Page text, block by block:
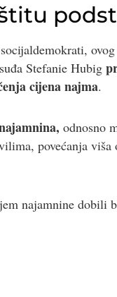
Stefanie Hubig
cijena najma.
odnosno
povećanja
najamnine